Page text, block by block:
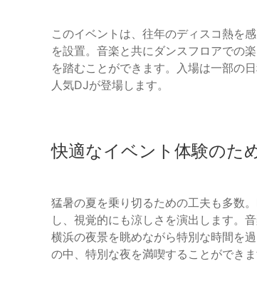
このイベントは、往年のディスコ熱を
を設置。音楽と共にダンスフロアでの
を踏むことができます。入場は一部の
人気DJが登場します。
快適なイベント体験のた
猛暑の夏を乗り切るための工夫も多数
し、視覚的にも涼しさを演出します。
横浜の夜景を眺めながら特別な時間を
の中、特別な夜を満喫することができま